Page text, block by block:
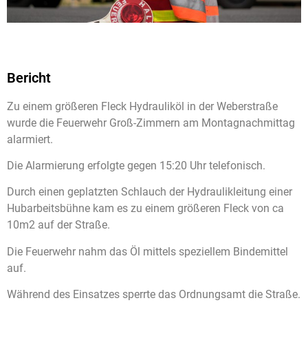
Bericht
Zu einem größeren Fleck Hydrauliköl in der Weberstraße
wurde die Feuerwehr Groß-Zimmern am Montagnachmittag
alarmiert.
Die Alarmierung erfolgte gegen 15:20 Uhr telefonisch.
Durch einen geplatzten Schlauch der Hydraulikleitung einer
Hubarbeitsbühne kam es zu einem größeren Fleck von ca
10m2 auf der Straße.
Die Feuerwehr nahm das Öl mittels speziellem Bindemittel
auf.
Während des Einsatzes sperrte das Ordnungsamt die Straße.